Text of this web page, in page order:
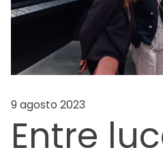
9 agosto 2023
Entre